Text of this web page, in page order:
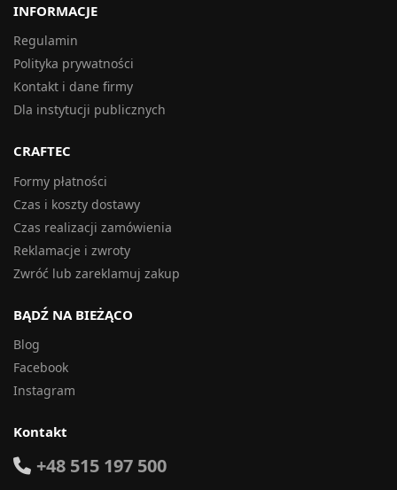
INFORMACJE
Regulamin
Polityka prywatności
Kontakt i dane firmy
Dla instytucji publicznych
CRAFTEC
Formy płatności
Czas i koszty dostawy
Czas realizacji zamówienia
Reklamacje i zwroty
Zwróć lub zareklamuj zakup
BĄDŹ NA BIEŻĄCO
Blog
Facebook
Instagram
Kontakt
+48 515 197 500